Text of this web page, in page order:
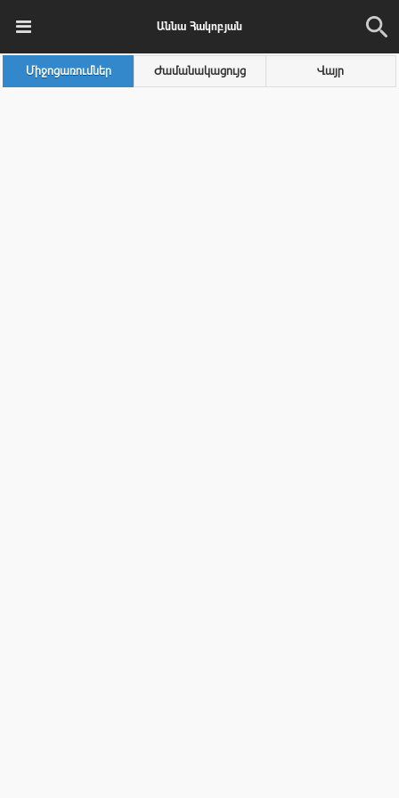
Աննա Հակոբյան
Միջոցառումներ Ժամանակացույց Վայր